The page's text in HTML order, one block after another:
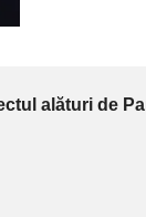
alături de